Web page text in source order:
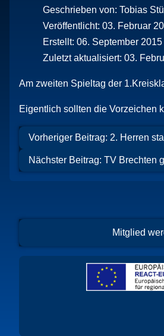
Geschrieben von: Tobias
Veröffentlicht: 03. Februar
Erstellt: 06. September 2015
Zuletzt aktualisiert: 03.
Am zweiten Spieltag der
Eigentlich sollten die Vorzeichen
Vorheriger Beitrag: 2. Herren
Nächster Beitrag: TV Brechten
Mitglied